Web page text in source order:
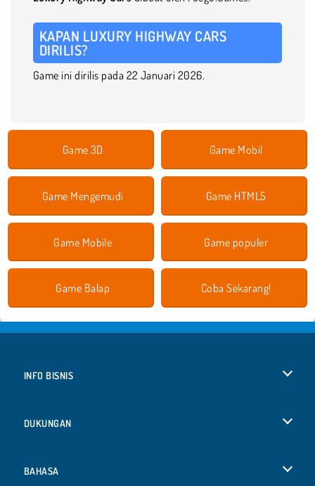
KAPAN LUXURY HIGHWAY CARS
DIRILIS?
Game ini dirilis pada 22 Januari 2026.
Game 3D Game Mobil
Game Mengemudi Game HTML5
Game Mobile Game populer
Game Balap Coba Sekarang!
INFO BISNIS
DUKUNGAN
BAHASA